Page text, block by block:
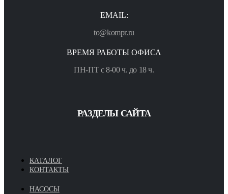
EMAIL:
to@kompr.ru
ВРЕМЯ РАБОТЫ ОФИСА
ПН-ПТ с 8-00 ч. до 18 ч.
РАЗДЕЛЫ САЙТА
КАТАЛОГ
КОНТАКТЫ
НАСОСЫ